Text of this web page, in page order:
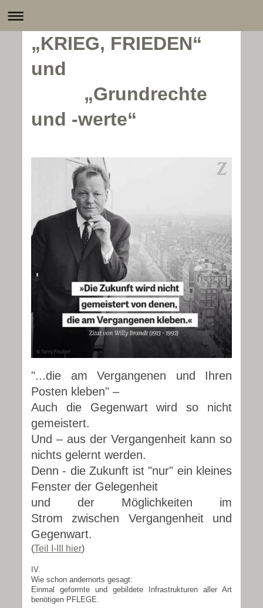
„KRIEG, FRIEDEN“
und
„Grundrechte
und -werte“
"...die am Vergangenen und Ihren
Posten kleben" –
Auch die Gegenwart wird so nicht
gemeistert.
Und – aus der Vergangenheit kann so
nichts gelernt werden.
Denn - die Zukunft ist "nur" ein kleines
Fenster der Gelegenheit
und der Möglichkeiten im
Strom zwischen Vergangenheit und
Gegenwart.
(Teil I-III hier)
IV.
Wie schon andernorts gesagt:
Einmal geformte und gebildete Infrastrukturen aller Art
benötigen PFLEGE.